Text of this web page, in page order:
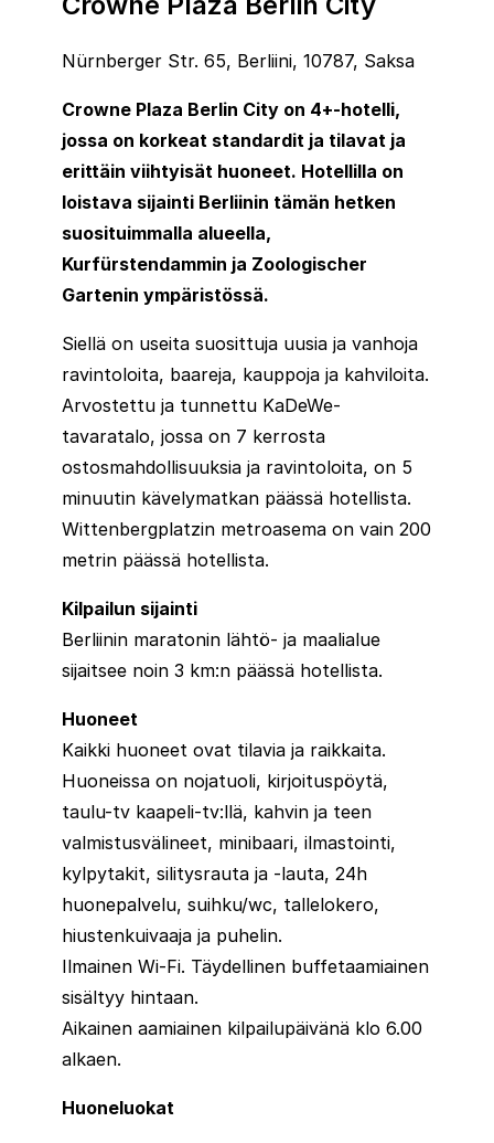
Nürnberger Str. 65, Berliini, 10787, Saksa
Crowne Plaza Berlin City on 4+-hotelli,
jossa on korkeat standardit ja tilavat ja
erittäin viihtyisät huoneet. Hotellilla on
loistava sijainti Berliinin tämän hetken
suosituimmalla alueella,
Kurfürstendammin ja Zoologischer
Gartenin ympäristössä.
Siellä on useita suosittuja uusia ja vanhoja
ravintoloita, baareja, kauppoja ja kahviloita.
Arvostettu ja tunnettu KaDeWe-
tavaratalo, jossa on 7 kerrosta
ostosmahdollisuuksia ja ravintoloita, on 5
minuutin kävelymatkan päässä hotellista.
Wittenbergplatzin metroasema on vain 200
metrin päässä hotellista.
Kilpailun sijainti
Berliinin maratonin lähtö- ja maalialue
sijaitsee noin 3 km:n päässä hotellista.
Huoneet
Kaikki huoneet ovat tilavia ja raikkaita.
Huoneissa on nojatuoli, kirjoituspöytä,
taulu-tv kaapeli-tv:llä, kahvin ja teen
valmistusvälineet, minibaari, ilmastointi,
kylpytakit, silitysrauta ja -lauta, 24h
huonepalvelu, suihku/wc, tallelokero,
hiustenkuivaaja ja puhelin.
Ilmainen Wi-Fi. Täydellinen buffetaamiainen
sisältyy hintaan.
Aikainen aamiainen kilpailupäivänä klo 6.00
alkaen.
Huoneluokat